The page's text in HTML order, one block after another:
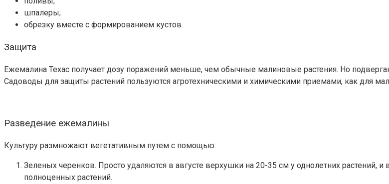
шпалеры;
обрезку вместе с формированием кустов
Защита
Ежемалина Техас получает дозу поражений меньше, чем обычные малиновые растения. Но
Садоводы для защиты растений пользуются агротехническими и химическими приемами, как для
Разведение ежемалины
Культуру размножают вегетативным путем с помощью:
Зеленых черенков. Просто удаляются в августе верхушки на 20-35 см у однолетних растений,
полноценных растений.